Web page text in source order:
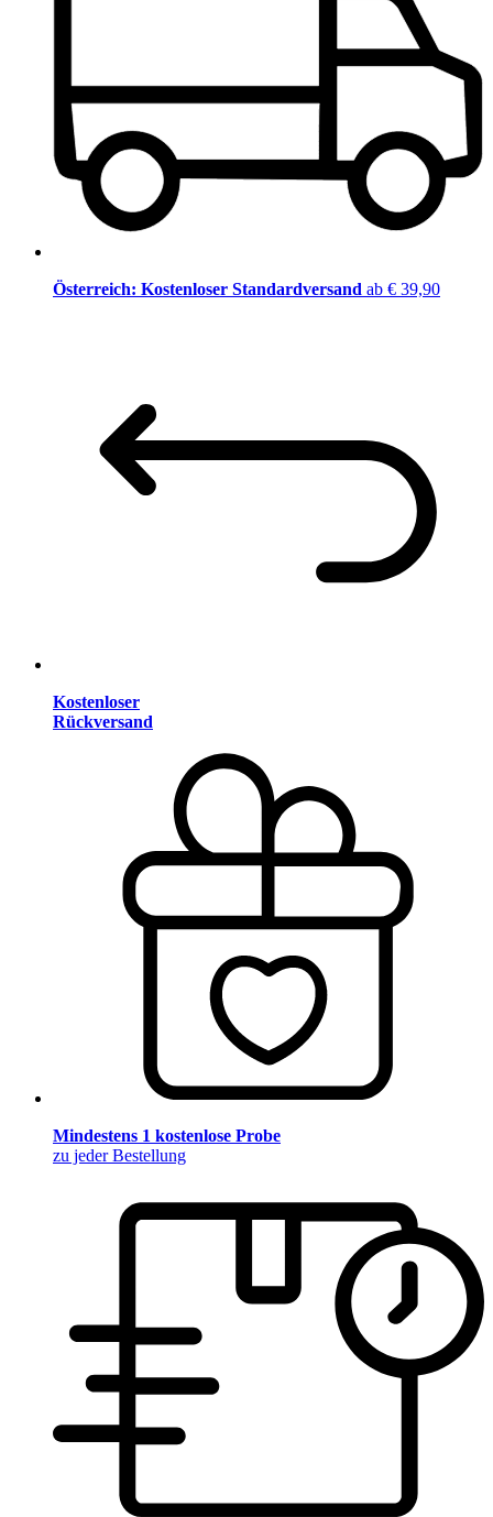
Österreich: Kostenloser Standardversand ab € 39,90
Kostenloser
Rückversand
Mindestens 1 kostenlose Probe
zu jeder Bestellung